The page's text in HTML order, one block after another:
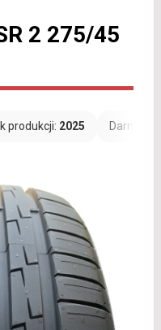
2 275/45
produkcji: 2025